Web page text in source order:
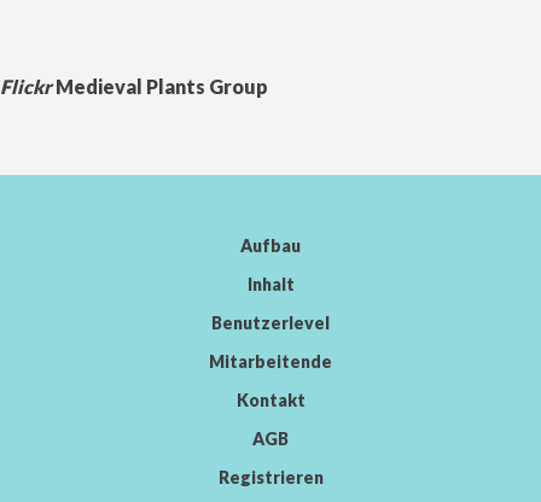
FlickrMedieval Plants Group
Aufbau
Inhalt
Benutzerlevel
Mitarbeitende
Kontakt
AGB
Registrieren